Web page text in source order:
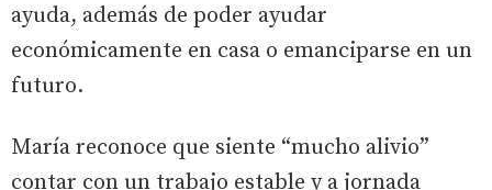
ayuda, además de poder ayudar
económicamente en casa o emanciparse en un
futuro.
María reconoce que siente “mucho alivio”
contar con un trabajo estable y a jornada